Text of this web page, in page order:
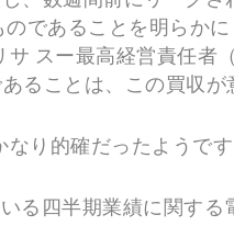
であることを明らか
スー最高経営責任者
ることは、この買収
り的確だったようです
る四半期業績に関す